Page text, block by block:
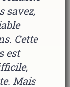
savez,
Cette
est
Mais